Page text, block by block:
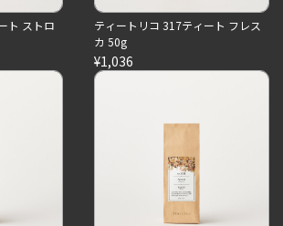
ト ストロ
ティートリコ 317ティート フレス
カ 50g
¥1,036